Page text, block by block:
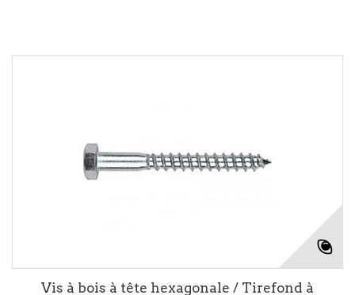
Vis à bois à tête hexagonale / Tirefond à